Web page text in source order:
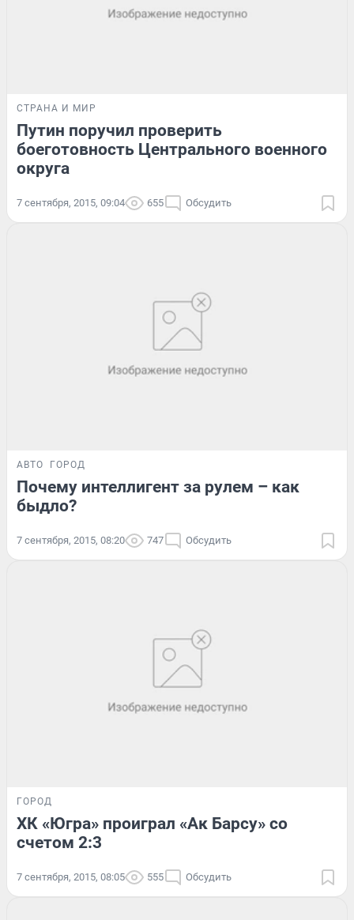
СТРАНА И МИР
Путин поручил проверить
боеготовность Центрального военного
округа
7 сентября, 2015, 09:04 655 Обсудить
АВТО ГОРОД
Почему интеллигент за рулем – как
быдло?
7 сентября, 2015, 08:20 747 Обсудить
ГОРОД
ХК «Югра» проиграл «Ак Барсу» со
счетом 2:3
7 сентября, 2015, 08:05 555 Обсудить